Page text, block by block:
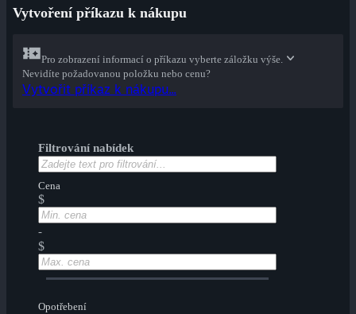
Vytvoření příkazu k nákupu
Pro zobrazení informací o příkazu vyberte záložku výše.
Nevidíte požadovanou položku nebo cenu?
Vytvořit příkaz k nákupu...
Filtrování nabídek
Cena
$
-
$
Opotřebení